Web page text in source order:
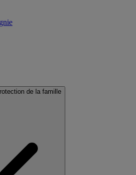
de la famille